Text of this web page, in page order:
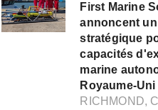
First Marine
annoncent
stratégique
capacités
marine
Royaume-
RICHMOND,